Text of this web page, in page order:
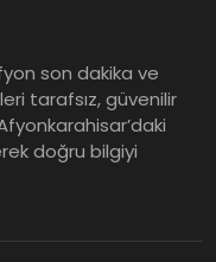
son dakika ve
tarafsız, güvenilir
doğru bilgiyi